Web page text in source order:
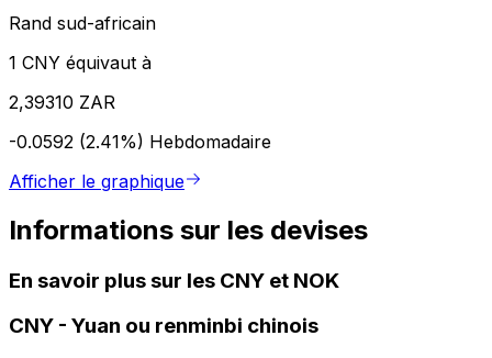
Rand sud-africain
1 CNY équivaut à
2,39310 ZAR
-0.0592 (2.41%) Hebdomadaire
Afficher le graphique
Informations sur les devises
En savoir plus sur les CNY et NOK
CNY - Yuan ou renminbi chinois